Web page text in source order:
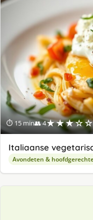
⏱ 15 min👥 4★★★☆☆
Italiaanse
Avondeten &